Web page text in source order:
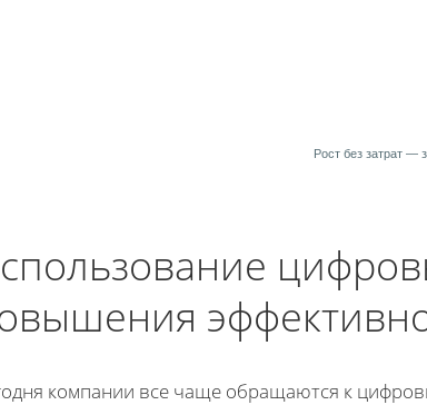
Рост без затрат —
компании все чаще обращаются к